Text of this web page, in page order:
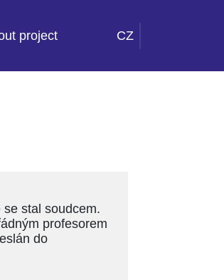
project CZ
stal soudcem.
profesorem
do